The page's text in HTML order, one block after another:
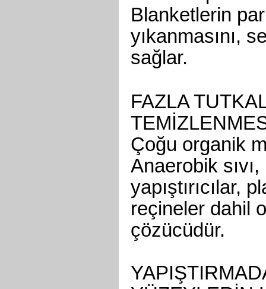
Blanketlerin
yıkanmasını,
sağlar.
FAZLA
Çoğu organik
Anaerobik
yapıştırıcılar,
reçineler dahil
çözücüdür.